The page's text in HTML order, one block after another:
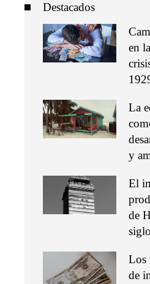
Destacados
en
La
y
El
de
Los
de